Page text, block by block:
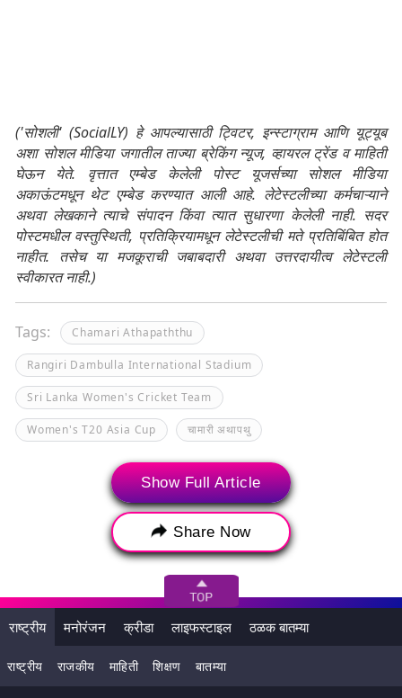
('सोशली' (SocialLY) हे आपल्यासाठी ट्विटर, इन्स्टाग्राम आणि यूट्यूब
अशा सोशल मीडिया जगातील ताज्या ब्रेकिंग न्यूज, व्हायरल ट्रेंड व माहिती
घेऊन येते. वृत्तात एम्बेड केलेली पोस्ट यूजर्सच्या सोशल मीडिया
अकाऊंटमधून थेट एम्बेड करण्यात आली आहे. लेटेस्टलीच्या कर्मचाऱ्याने
अथवा लेखकाने त्याचे संपादन किंवा त्यात सुधारणा केलेली नाही. सदर
पोस्टमधील वस्तुस्थिती, प्रतिक्रियामधून लेटेस्टलीची मते प्रतिबिंबित होत
नाहीत. तसेच या मजकूराची जबाबदारी अथवा उत्तरदायीत्व लेटेस्टली
स्वीकारत नाही.)
Tags: Chamari Athapaththu
Rangiri Dambulla International Stadium
Sri Lanka Women's Cricket Team
Women's T20 Asia Cup चामारी अथापथु
Show Full Article
Share Now
राष्ट्रीय मनोरंजन क्रीडा लाइफस्टाइल ठळक बातम्या
राष्ट्रीय राजकीय माहिती शिक्षण बातम्या